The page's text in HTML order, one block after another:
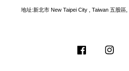
地址:新北市 New Taipei City , Taiwan 五股
Facebook